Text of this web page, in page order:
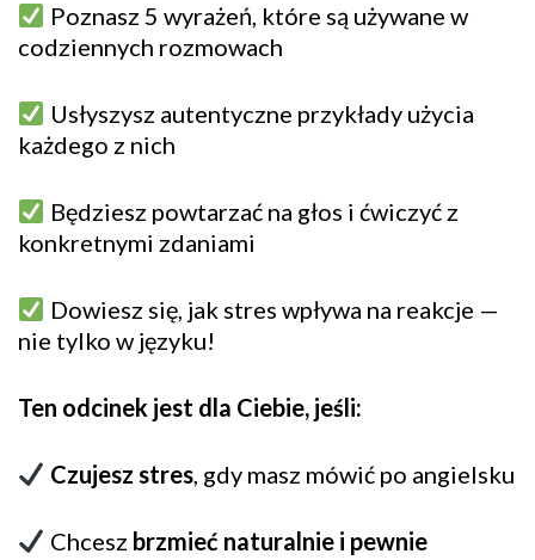
Poznasz 5 wyrażeń, które są używane w
codziennych rozmowach
Usłyszysz autentyczne przykłady użycia
każdego z nich
Będziesz powtarzać na głos i ćwiczyć z
konkretnymi zdaniami
Dowiesz się, jak stres wpływa na reakcje —
nie tylko w języku!
Ten odcinek jest dla Ciebie, jeśli:
Czujesz stres, gdy masz mówić po angielsku
Chcesz brzmieć naturalnie i pewnie